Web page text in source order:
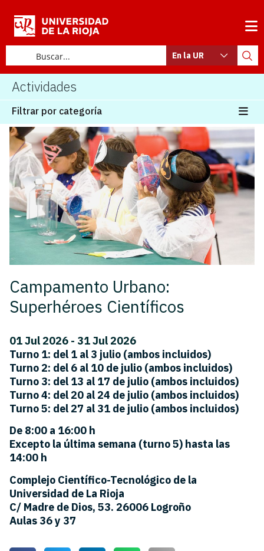
En la UR
Actividades
Filtrar por categoría
Campamento Urbano:
Superhéroes Científicos
01 Jul 2026 - 31 Jul 2026
Turno 1: del 1 al 3 julio (ambos incluidos)
Turno 2: del 6 al 10 de julio (ambos incluidos)
Turno 3: del 13 al 17 de julio (ambos incluidos)
Turno 4: del 20 al 24 de julio (ambos incluidos)
Turno 5: del 27 al 31 de julio (ambos incluidos)
De 8:00 a 16:00 h
Excepto la última semana (turno 5) hasta las
14:00 h
Complejo Científico-Tecnológico de la
Universidad de La Rioja
C/ Madre de Dios, 53. 26006 Logroño
Aulas 36 y 37